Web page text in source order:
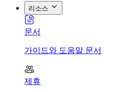
리소스
문서
가이드와 도움말 문서
제휴